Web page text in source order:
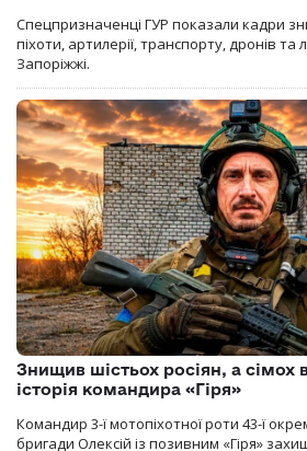
Спецпризначенці ГУР показали кадри
піхоти, артилерії, транспорту, дронів та
Запоріжжі.
Знищив шістьох росіян, а сімох
історія командира «Гіря»
Командир 3-ї мотопіхотної роти 43-ї
бригади Олексій із позивним «Гіря»